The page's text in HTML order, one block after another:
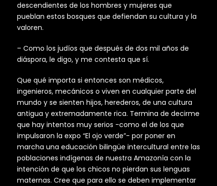
descendientes de los hombres y mujeres que
pueblan estos bosques que defiendan su cultura y la
valoren.
– Como los judíos que después de dos mil años de
diáspora, le digo, y me contesta que sí.
Que qué importa si entonces son médicos,
ingenieros, mecánicos o viven en cualquier parte del
mundo y se sienten hijos, herederos, de una cultura
antigua y extremadamente rica. Termina de decirme
que hay intentos muy serios -como el de los que
impulsaron la expo “El ojo verde”- por poner en
marcha una educación bilingüe intercultural entre las
poblaciones indígenas de nuestra Amazonía con la
intención de que los chicos no pierdan sus lenguas
maternas. Cree que para ello se deben implementar